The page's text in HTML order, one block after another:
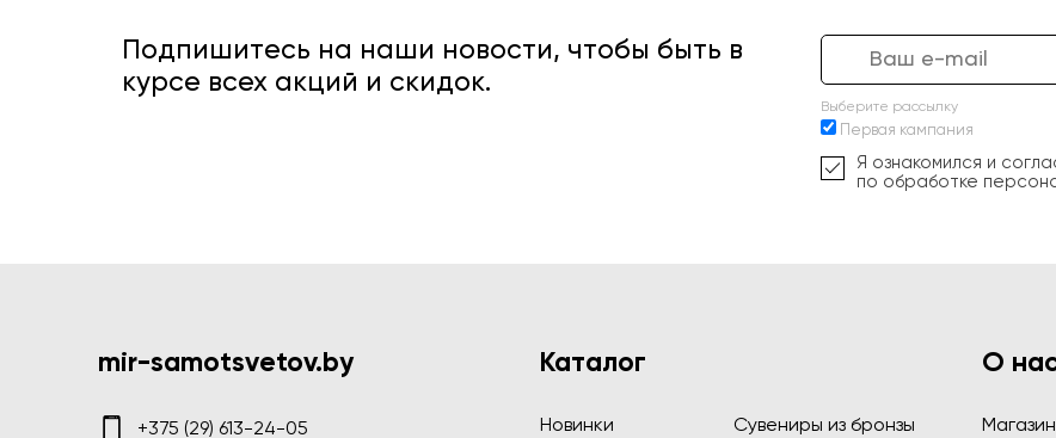
Подпишитесь на наши новости, чтобы быть в
курсе всех акций и скидок.
Выберите рассылку
Первая кампания
Я ознакомился и
по обработке
mir-samotsvetov.by
+375 (29) 613-24-05
Каталог
Новинки
Сувениры из бронзы
О